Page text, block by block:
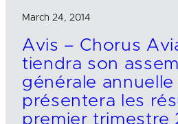
March 24, 2014
Avis – Chorus
tiendra son
générale annuelle
présentera les
premier trimestre